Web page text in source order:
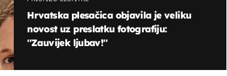
Hrvatska plesačica objavila je veliku
novost uz preslatku fotografiju:
''Zauvijek ljubav!''